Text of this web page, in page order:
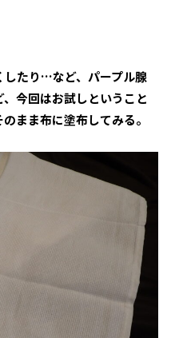
したり…など、パープル腺
今回はお試しということ
まま布に塗布してみる。